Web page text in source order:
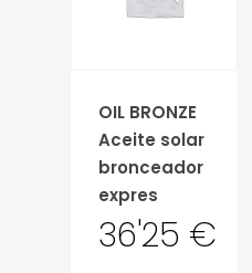
OIL BRONZE
Aceite solar
bronceador
expres
36'25 €